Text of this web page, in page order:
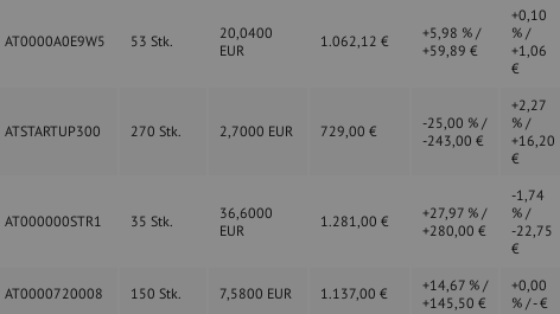
AT0000A0E9W5 53 Stk.
20,0400
EUR
1.062,12 €
+5,98 % /
+59,89 €
+0,10
% /
+1,06
€
ATSTARTUP300 270 Stk. 2,7000 EUR 729,00 €
-25,00 % /
-243,00 €
+2,27
% /
+16,20
€
AT000000STR1 35 Stk.
36,6000
EUR
1.281,00 €
+27,97 % /
+280,00 €
-1,74
% /
-22,75
€
AT0000720008 150 Stk. 7,5800 EUR 1.137,00 €
+14,67 % /
+145,50 €
+0,00
% / - €